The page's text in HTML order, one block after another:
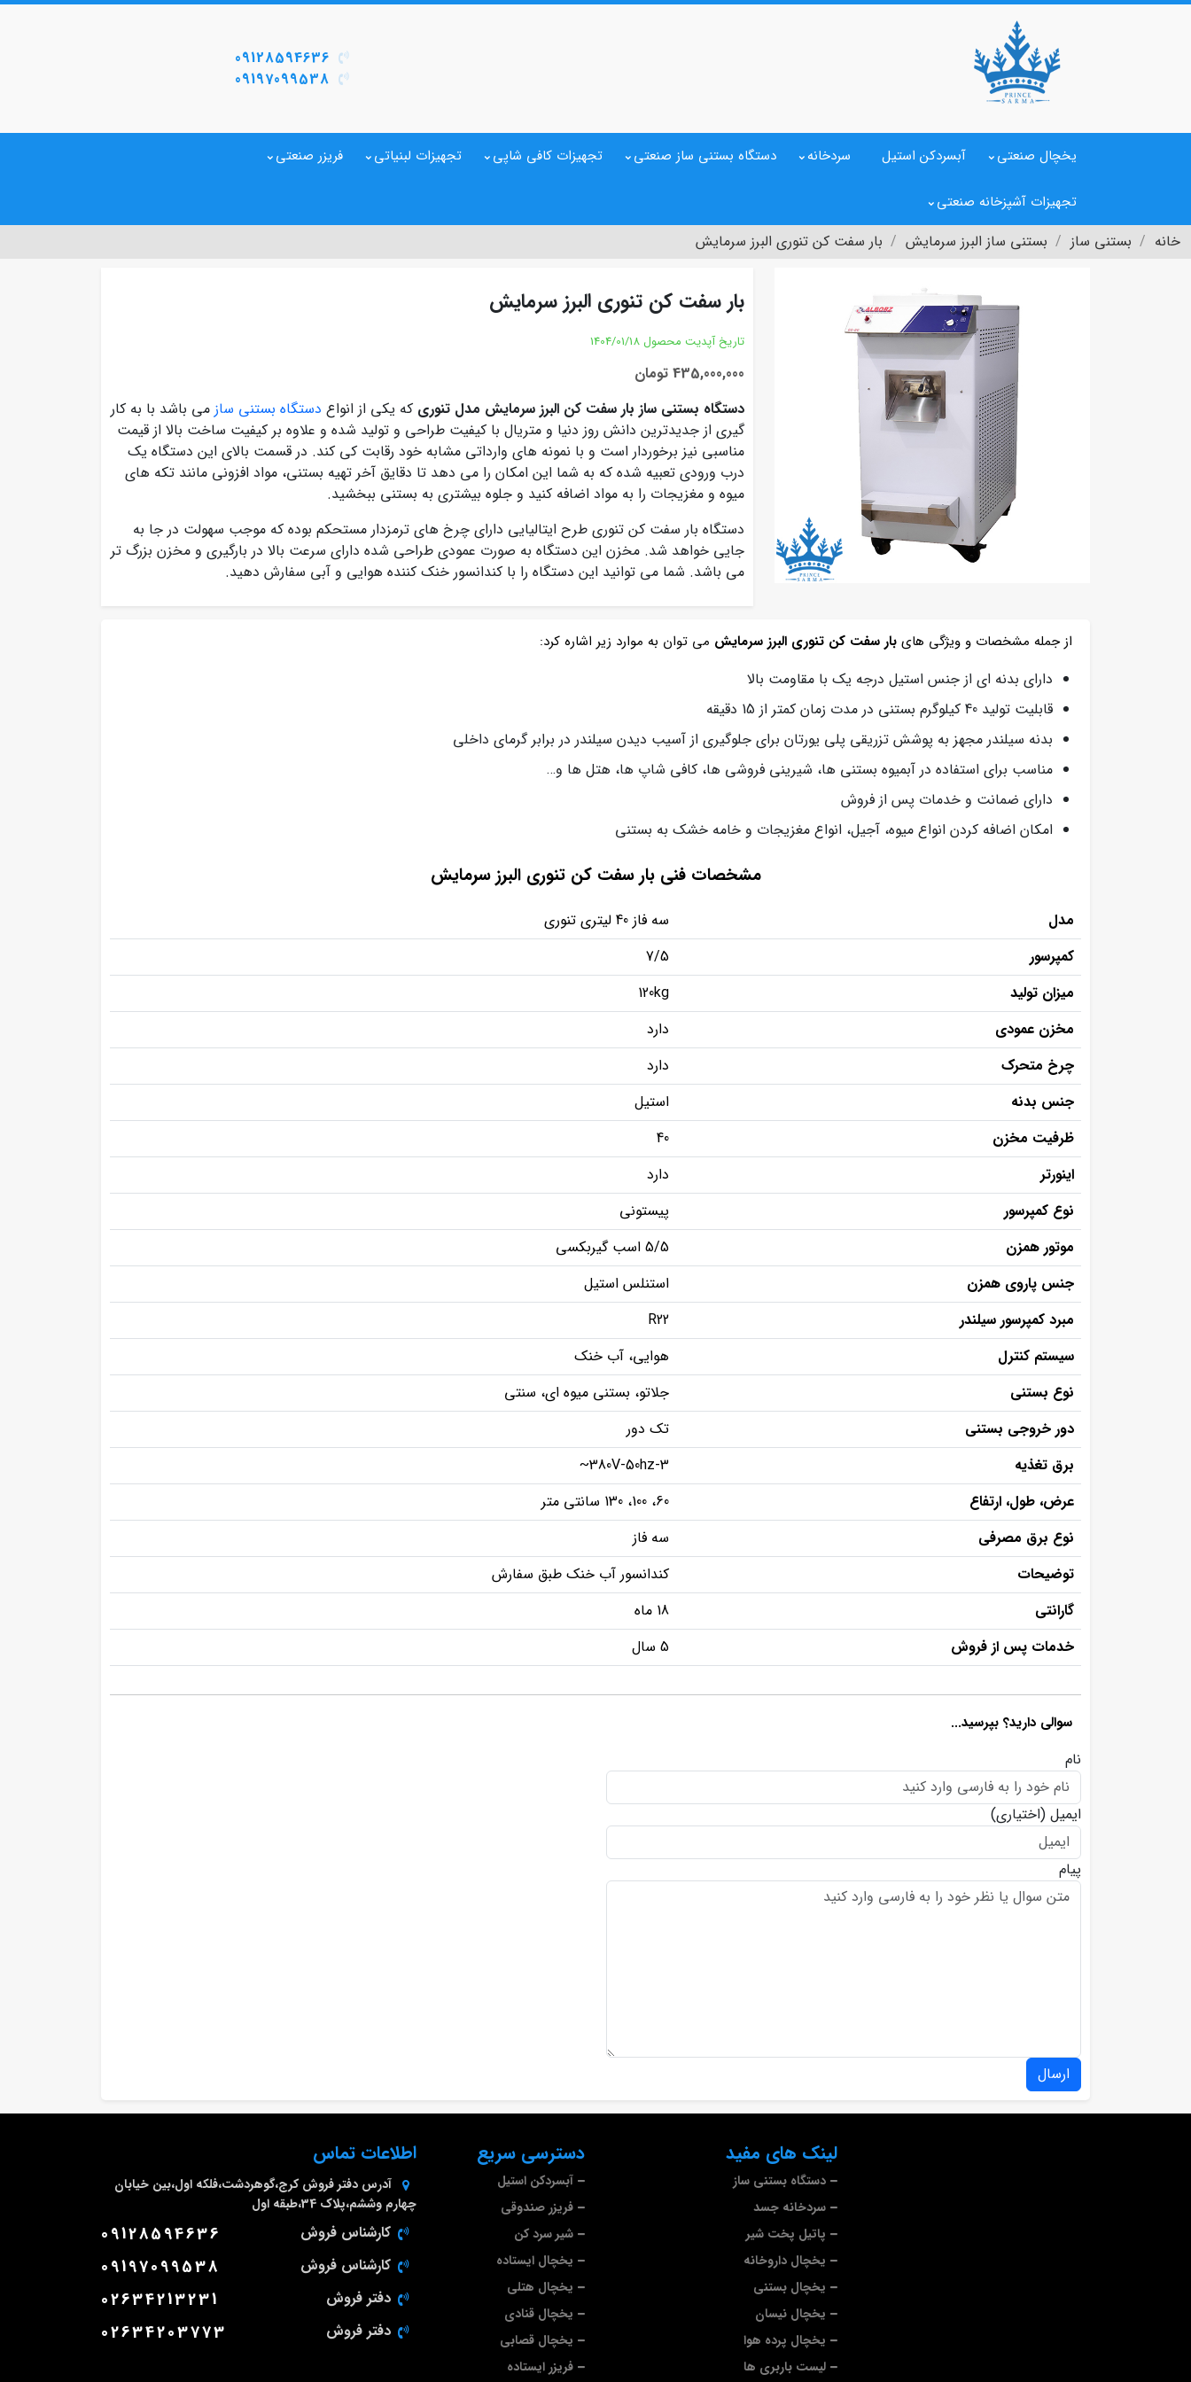
09128594636
09197099538
یخچال صنعتی آبسردکن استیل سردخانه دستگاه بستنی ساز صنعتی تجهیزات کافی شاپی تجهیزات لبنیاتی فریزر صنعتی
تجهیزات آشپزخانه صنعتی
خانه بستنی ساز بستنی ساز البرز سرمایش بار سفت کن تنوری البرز سرمایش
بار سفت کن تنوری البرز سرمایش
تاریخ آپدیت محصول 1404/01/18
435,000,000 تومان
دستگاه بستنی ساز بار سفت کن البرز سرمایش مدل تنوری که یکی از انواع دستگاه بستنی ساز می باشد با به کار
گیری از جدیدترین دانش روز دنیا و متریال با کیفیت طراحی و تولید شده و علاوه بر کیفیت ساخت بالا از قیمت
مناسبی نیز برخوردار است و با نمونه های وارداتی مشابه خود رقابت کی کند. در قسمت بالای این دستگاه یک
درب ورودی تعبیه شده که به شما این امکان را می دهد تا دقایق آخر تهیه بستنی، مواد افزونی مانند تکه های
میوه و مغزیجات را به مواد اضافه کنید و جلوه بیشتری به بستنی ببخشید.
دستگاه بار سفت کن تنوری طرح ایتالیایی دارای چرخ های ترمزدار مستحکم بوده که موجب سهولت در جا به
جایی خواهد شد. مخزن این دستگاه به صورت عمودی طراحی شده دارای سرعت بالا در بارگیری و مخزن بزرگ تر
می باشد. شما می توانید این دستگاه را با کندانسور خنک کننده هوایی و آبی سفارش دهید.
از جمله مشخصات و ویژگی های بار سفت کن تنوری البرز سرمایش می توان به موارد زیر اشاره کرد:
دارای بدنه ای از جنس استیل درجه یک با مقاومت بالا
قابلیت تولید 40 کیلوگرم بستنی در مدت زمان کمتر از 15 دقیقه
بدنه سیلندر مجهز به پوشش تزریقی پلی یورتان برای جلوگیری از آسیب دیدن سیلندر در برابر گرمای داخلی
مناسب برای استفاده در آبمیوه بستنی ها، شیرینی فروشی ها، کافی شاپ ها، هتل ها و…
دارای ضمانت و خدمات پس از فروش
امکان اضافه کردن انواع میوه، آجیل، انواع مغزیجات و خامه خشک به بستنی
مشخصات فنی بار سفت کن تنوری البرز سرمایش
مدل
سه فاز 40 لیتری تنوری
کمپرسور
7/5
میزان تولید
120kg
مخزن عمودی
دارد
چرخ متحرک
دارد
جنس بدنه
استیل
ظرفیت مخزن
40
اینورتر
دارد
نوع کمپرسور
پیستونی
موتور همزن
5/5 اسب گیربکسی
جنس پاروی همزن
استنلس استیل
مبرد کمپرسور سیلندر
R22
سیستم کنترل
هوایی، آب خنک
نوع بستنی
جلاتو، بستنی میوه ای، سنتی
دور خروجی بستنی
تک دور
برق تغذیه
380V-50hz-3~
عرض، طول، ارتفاع
60، 100، 130 سانتی متر
نوع برق مصرفی
سه فاز
توضیحات
کندانسور آب خنک طبق سفارش
گارانتی
18 ماه
خدمات پس از فروش
5 سال
سوالی دارید؟ بپرسید...
نام
ایمیل (اختیاری)
پیام
ارسال
لینک های مفید
دستگاه بستنی ساز
سردخانه جسد
پاتیل پخت شیر
یخچال داروخانه
یخچال بستنی
یخچال نیسان
یخچال پرده هوا
لیست باربری ها
دسترسی سریع
آبسردکن استیل
فریزر صندوقی
شیر سرد کن
یخچال ایستاده
یخچال هتلی
یخچال قنادی
یخچال قصابی
فریزر ایستاده
اطلاعات تماس
آدرس دفتر فروش کرج،گوهردشت،فلکه اول،بین خیابان
چهارم وششم،پلاک 34،طبقه اول
کارشناس فروش 09128594636
کارشناس فروش 09197099538
دفتر فروش 02634213231
دفتر فروش 02634203773